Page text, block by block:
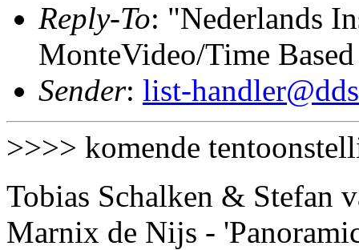
Reply-To: "Nederlands
MonteVideo/Time
Sender: list-
>>>> komende
Tobias Schalken & Stefan
Marnix de Nijs -